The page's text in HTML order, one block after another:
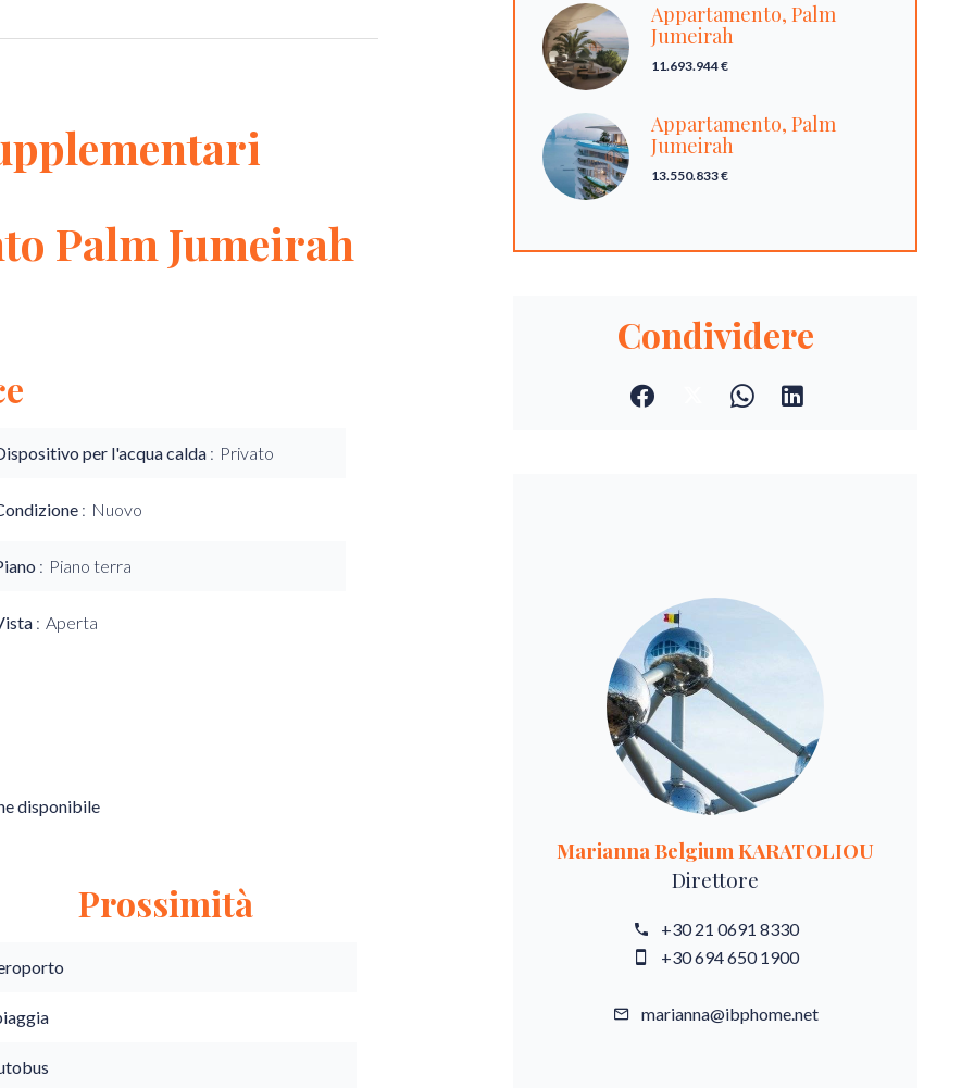
Palm Jumeirah
per l'acqua calda Privato
Nuovo
Piano terra
Aperta
disponibile
Prossimità
Appartamento, Palm
Jumeirah
11.693.944 €
Appartamento, Palm
Jumeirah
13.550.833 €
Condividere
Marianna Belgium KARATOLIOU
Direttore
+30 21 0691 8330
+30 694 650 1900
marianna@ibphome.net